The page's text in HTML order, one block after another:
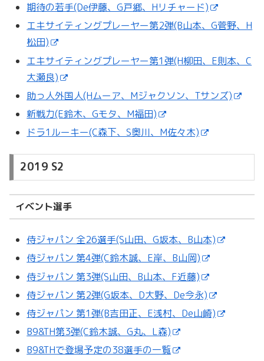
期待の若手(De伊藤、G戸郷、Hリチャード)
エキサイティングプレーヤー第2弾(B山本、G菅野、H
松田)
エキサイティングプレーヤー第1弾(H柳田、E則本、C
大瀬良)
助っ人外国人(Hムーア、Mジャクソン、Tサンズ)
新戦力(E鈴木、Gモタ、M福田)
ドラ1ルーキー(C森下、S奥川、M佐々木)
2019 S2
イベント選手
侍ジャパン 全26選手(S山田、G坂本、B山本)
侍ジャパン 第4弾(C鈴木誠、E岸、B山岡)
侍ジャパン 第3弾(S山田、B山本、F近藤)
侍ジャパン 第2弾(G坂本、D大野、De今永)
侍ジャパン 第1弾(B吉田正、E浅村、De山崎)
B9&TH第3弾(C鈴木誠、G丸、L森)
B9&THで登場予定の38選手の一覧